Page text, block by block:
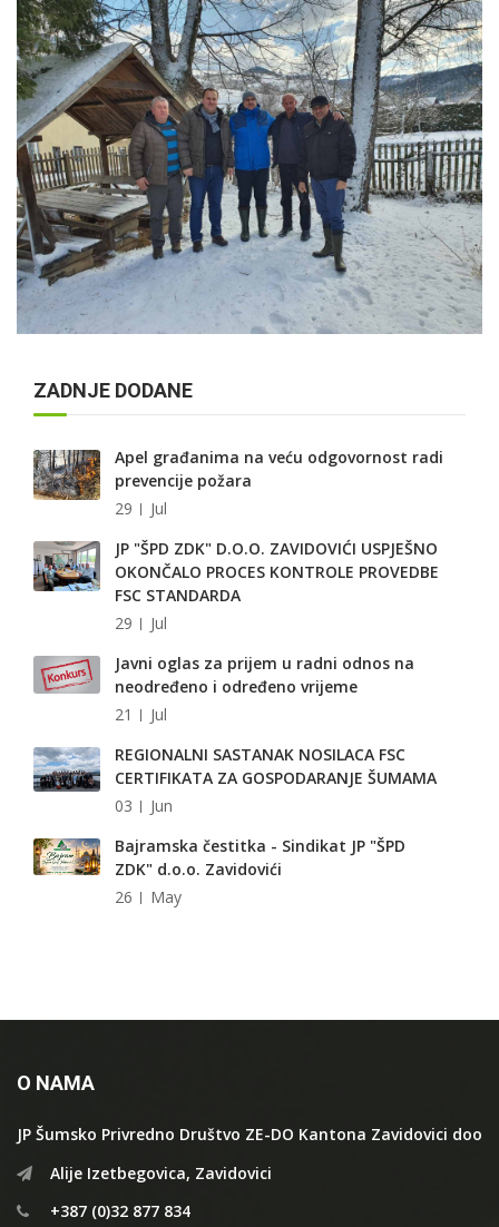
ZADNJE DODANE
Apel građanima na veću odgovornost radi
prevencije požara
29
Jul
JP "ŠPD ZDK" D.O.O. ZAVIDOVIĆI USPJEŠNO
OKONČALO PROCES KONTROLE PROVEDBE
FSC STANDARDA
29
Jul
Javni oglas za prijem u radni odnos na
neodređeno i određeno vrijeme
21
Jul
REGIONALNI SASTANAK NOSILACA FSC
CERTIFIKATA ZA GOSPODARANJE ŠUMAMA
03
Jun
Bajramska čestitka - Sindikat JP "ŠPD
ZDK" d.o.o. Zavidovići
26
May
O NAMA
JP Šumsko Privredno Društvo ZE-DO Kantona Zavidovici doo
Alije Izetbegovica, Zavidovici
+387 (0)32 877 834